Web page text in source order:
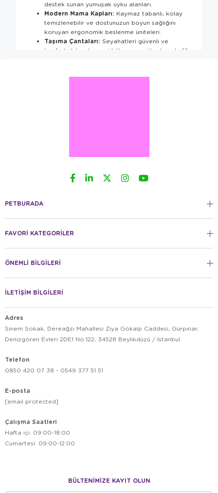
destek sunan yumuşak uyku alanları.
Modern Mama Kapları: Kaymaz tabanlı, kolay
temizlenebilir ve dostunuzun boyun sağlığını
koruyan ergonomik beslenme üniteleri.
Taşıma Çantaları: Seyahatleri güvenli ve
konforlu kılan, hava sirkülasyonu yüksek ve hafif
desen seçenekleriyle hem güvenli hem de şık
malzemeler tercih edilir.
Kullanıcı Dostu Tasarım:Temizliği kolay ürünler
standartlarını ulaşılabilir fiyatlarla sunarak her
bütçeye hitap eder.
Dost Canlısı Üretim:
hayvan sağlığına zarar vermeyen (toksik
Pet Corn yatakları makinede yıkanabilir mi?
Evinize şıklık, dostunuza konfor katacak en yeni
fiyatlarıyla hemen sipariş verebilirsiniz!
PETBURADA
FAVORİ KATEGORİLER
ÖNEMLİ BİLGİLERİ
İLETİŞİM BİLGİLERİ
Adres
Sinem Sokak, Dereağzı Mahallesi Ziya Gökalp Caddesi, Gürpınar,
Denizgören Evleri 2DE1 No:122, 34528 Beylikdüzü / İstanbul
Telefon
0850 420 07 38 - 0549 377 51 51
E-posta
[email protected]
Çalışma Saatleri
Hafta içi: 09:00-18:00
Cumartesi: 09:00-12:00
BÜLTENİMİZE KAYIT OLUN